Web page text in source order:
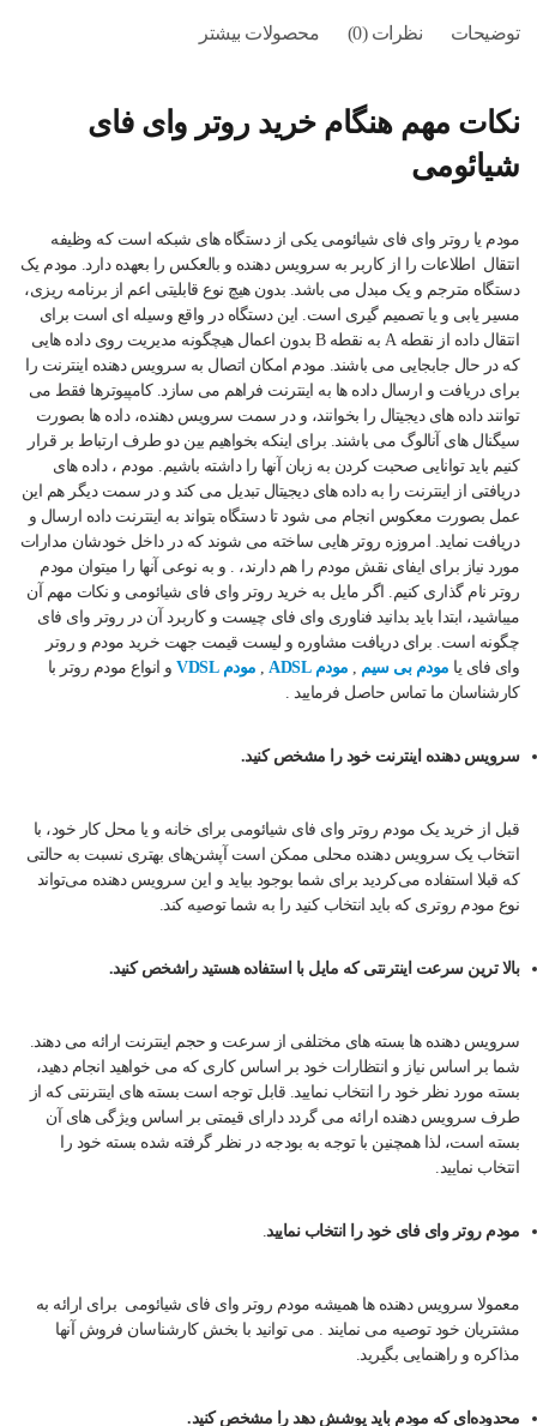
توضیحات نظرات (0) محصولات بیشتر
نکات مهم هنگام خرید روتر وای فای
شیائومی
مودم یا روتر وای فای شیائومی یکی از دستگاه های شبکه است که وظیفه
انتقال اطلاعات را از کاربر به سرویس دهنده و بالعکس را بعهده دارد. مودم یک
دستگاه مترجم و یک مبدل می باشد. بدون هیچ نوع قابلیتی اعم از برنامه ریزی،
مسیر یابی و یا تصمیم گیری است. این دستگاه در واقع وسیله ای است برای
انتقال داده از نقطه A به نقطه B بدون اعمال هیچگونه مدیریت روی داده هایی
که در حال جابجایی می باشند. مودم امکان اتصال به سرویس دهنده اینترنت را
برای دریافت و ارسال داده ها به اینترنت فراهم می سازد. کامپیوترها فقط می
توانند داده های دیجیتال را بخوانند، و در سمت سرویس دهنده، داده ها بصورت
سیگنال های آنالوگ می باشند. برای اینکه بخواهیم بین دو طرف ارتباط بر قرار
کنیم باید توانایی صحبت کردن به زبان آنها را داشته باشیم. مودم ، داده های
دریافتی از اینترنت را به داده های دیجیتال تبدیل می کند و در سمت دیگر هم این
عمل بصورت معکوس انجام می شود تا دستگاه بتواند به اینترنت داده ارسال و
دریافت نماید. امروزه روتر هایی ساخته می شوند که در داخل خودشان مدارات
مورد نیاز برای ایفای نقش مودم را هم دارند، . و به نوعی آنها را میتوان مودم
روتر نام گذاری کنیم. اگر مایل به خرید روتر وای فای شیائومی و نکات مهم آن
میباشید، ابتدا باید بدانید فناوری وای فای چیست و کاربرد آن در روتر وای فای
چگونه است. برای دریافت مشاوره و لیست قیمت جهت خرید مودم و روتر
وای فای یا مودم بی سیم مودم ADSL مودم VDSL
و انواع مودم روتر با
کارشناسان ما تماس حاصل فرمایید .
سرویس دهنده اینترنت خود را مشخص کنید.
قبل از خرید یک مودم روتر وای فای شیائومی برای خانه و یا محل کار خود، با
انتخاب یک سرویس دهنده‌ محلی ممکن است آپشن‌های بهتری نسبت به حالتی
که قبلا استفاده می‌کردید برای شما بوجود بیاید و این سرویس دهنده می‌تواند
نوع مودم روتری که باید انتخاب کنید را به شما توصیه کند.
بالا ترین سرعت اینترنتی که مایل با استفاده هستید راشخص کنید.
سرویس دهنده ها بسته های مختلفی از سرعت و حجم اینترنت ارائه می دهند.
شما بر اساس نیاز و انتظارات خود بر اساس کاری که می خواهید انجام دهید،
بسته مورد نظر خود را انتخاب نمایید. قابل توجه است بسته های اینترنتی که از
طرف سرویس دهنده ارائه می گردد دارای قیمتی بر اساس ویژگی های آن
بسته است، لذا همچنین با توجه به بودجه در نظر گرفته شده بسته خود را
انتخاب نمایید.
مودم روتر وای فای خود را انتخاب نمایید
معمولا سرویس دهنده ها همیشه مودم روتر وای فای شیائومی برای ارائه به
مشتریان خود توصیه می نمایند . می توانید با بخش کارشناسان فروش آنها
مذاکره و راهنمایی بگیرید.
محدوده‌ای که مودم باید پوشش دهد را مشخص کنید.